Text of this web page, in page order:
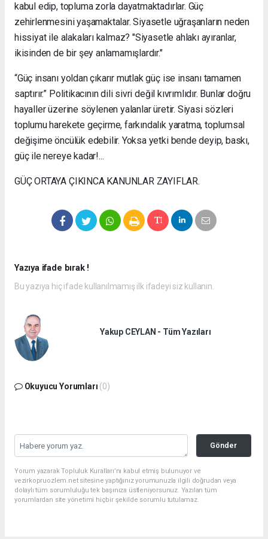
kabul edip, topluma zorla dayatmaktadırlar. Güç
zehirlenmesini yaşamaktalar. Siyasetle uğraşanların neden
hissiyat ile alakaları kalmaz? "Siyasetle ahlakı ayıranlar,
ikisinden de bir şey anlamamışlardır."
“Güç insanı yoldan çıkarır mutlak güç ise insanı tamamen
saptırır.” Politikacının dili sivri değil kıvrımlıdır. Bunlar doğru
hayaller üzerine söylenen yalanlar üretir. Siyasi sözleri
toplumu harekete geçirme, farkındalık yaratma, toplumsal
değişime öncülük edebilir. Yoksa yetki bende deyip, baskı,
güç ile nereye kadar!...
GÜÇ ORTAYA ÇIKINCA KANUNLAR ZAYIFLAR.
Yazıya ifade bırak !
Bu yazıya hiç ifade kullanılmamış ilk ifadeyi siz kullanın.
Yakup CEYLAN - Tüm Yazıları
Okuyucu Yorumları (0)
Gönder
Yorum yazarak Topluluk Kuralları’nı kabul etmiş bulunuyor ve
vezirkopruozlem.net sitesine yaptığınız yorumunuzla ilgili doğrudan veya
dolaylı tüm sorumluluğu tek başınıza üstleniyorsunuz. Yazılan tüm
yorumlardan site yönetimi hiçbir şekilde sorumlu tutulamaz.